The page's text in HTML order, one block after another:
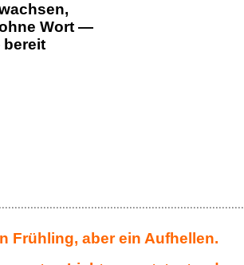
Wort —
Frühling, aber ein Aufhellen.